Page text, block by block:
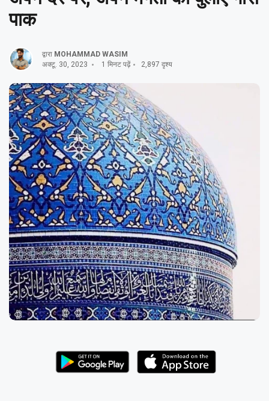
पाक
द्वारा MOHAMMAD WASIM
अक्टू. 30, 2023
1 मिनट पढ़ें 2,897 दृश्य